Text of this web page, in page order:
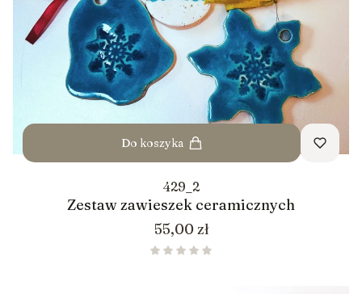
Do koszyka
429_2
Zestaw zawieszek ceramicznych
Cena
55,00 zł